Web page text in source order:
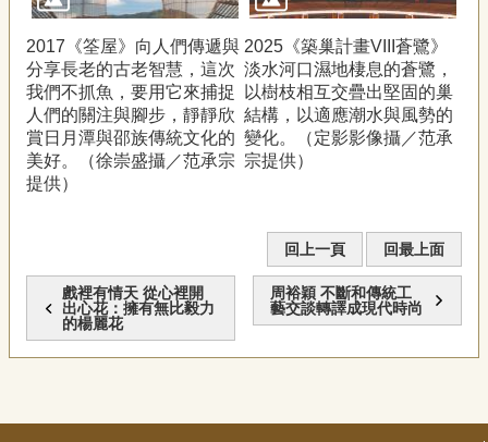
2017《筌屋》向人們傳遞與
分享長老的古老智慧，這次
我們不抓魚，要用它來捕捉
人們的關注與腳步，靜靜欣
賞日月潭與邵族傳統文化的
美好。（徐崇盛攝／范承宗
提供）
2025《築巢計畫VIII蒼鷺》
淡水河口濕地棲息的蒼鷺，
以樹枝相互交疊出堅固的巢
結構，以適應潮水與風勢的
變化。（定影影像攝／范承
宗提供）
回上一頁 回最上面
戲裡有情天 從心裡開
出心花：擁有無比毅力
的楊麗花
周裕穎 不斷和傳統工
藝交談轉譯成現代時尚